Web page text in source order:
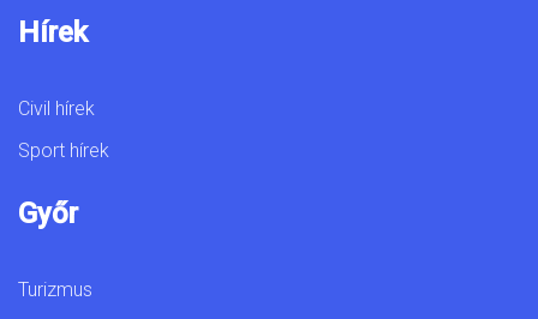
Hírek
Civil hírek
Sport hírek
Győr
Turizmus